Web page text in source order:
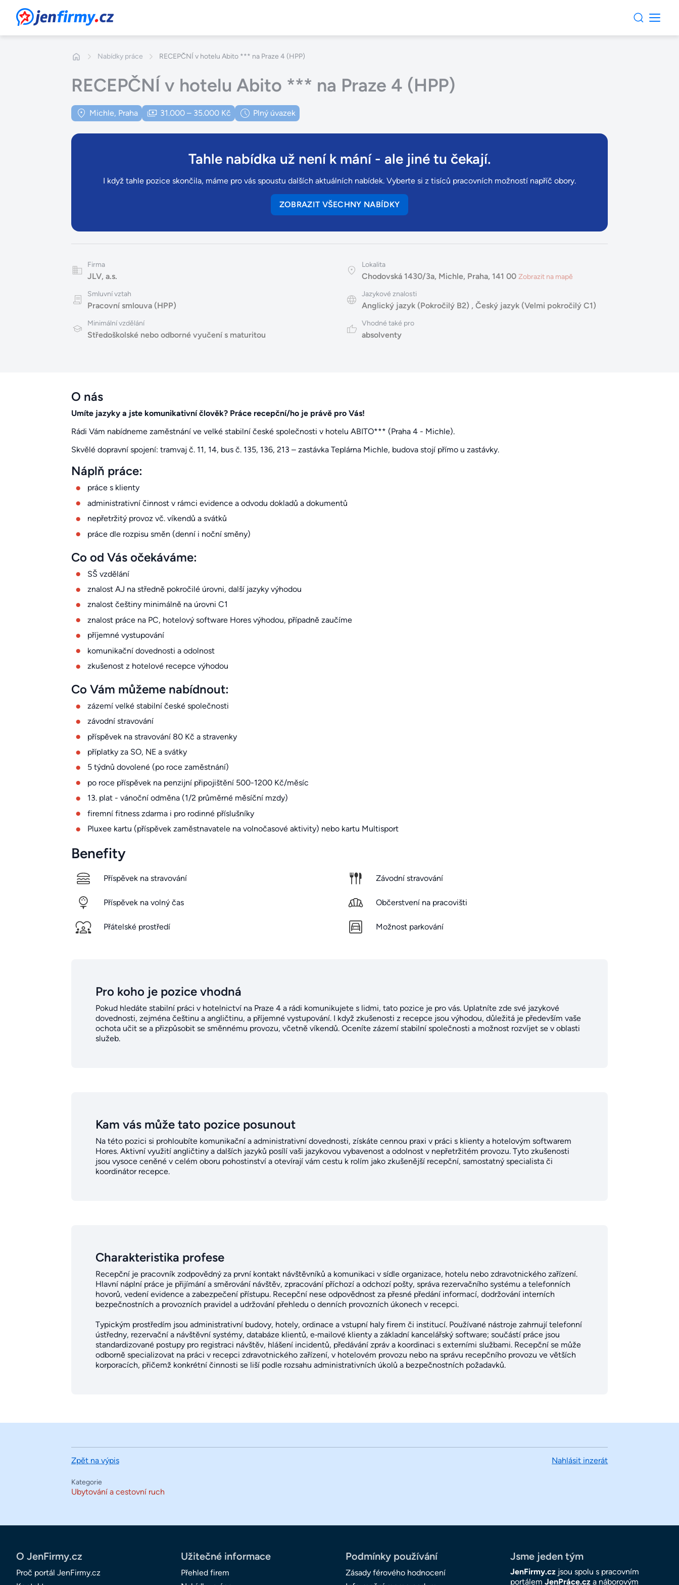
JenFirmy.cz
Nabídky práce RECEPČNÍ v hotelu Abito *** na Praze 4 (HPP)
RECEPČNÍ v hotelu Abito *** na Praze 4 (HPP)
Michle, Praha 31.000 – 35.000 Kč Plný úvazek
Tahle nabídka už není k mání- ale jiné tu čekají.
I když tahle pozice skončila, máme pro vás spoustu dalších aktuálních nabídek. Vyberte si z tisíců pracovních možností napříč obory.
ZOBRAZIT VŠECHNY NABÍDKY
Firma
JLV, a.s.
Lokalita
Chodovská 1430/3a, Michle, Praha, 141 00 Zobrazit na mapě
Smluvní vztah
Pracovní smlouva (HPP)
Jazykové znalosti
Anglický jazyk (Pokročilý B2) , Český jazyk (Velmi pokročilý C1)
Minimální vzdělání
Středoškolské nebo odborné vyučení s maturitou
Vhodné také pro
absolventy
O nás
Umíte jazyky a jste komunikativní člověk? Práce recepční/ho je právě pro Vás!
Rádi Vám nabídneme zaměstnání ve velké stabilní české společnosti v hotelu ABITO*** (Praha 4 - Michle).
Skvělé dopravní spojení: tramvaj č. 11, 14, bus č. 135, 136, 213 – zastávka Teplárna Michle, budova stojí přímo u zastávky.
Náplň práce:
práce s klienty
administrativní činnost v rámci evidence a odvodu dokladů a dokumentů
nepřetržitý provoz vč. víkendů a svátků
práce dle rozpisu směn (denní i noční směny)
Co od Vás očekáváme:
SŠ vzdělání
znalost AJ na středně pokročilé úrovni, další jazyky výhodou
znalost češtiny minimálně na úrovni C1
znalost práce na PC, hotelový software Hores výhodou, případně zaučíme
příjemné vystupování
komunikační dovednosti a odolnost
zkušenost z hotelové recepce výhodou
Co Vám můžeme nabídnout:
zázemí velké stabilní české společnosti
závodní stravování
příspěvek na stravování 80 Kč a stravenky
příplatky za SO, NE a svátky
5 týdnů dovolené (po roce zaměstnání)
po roce příspěvek na penzijní připojištění 500-1200 Kč/měsíc
13. plat - vánoční odměna (1/2 průměrné měsíční mzdy)
firemní fitness zdarma i pro rodinné příslušníky
Pluxee kartu (příspěvek zaměstnavatele na volnočasové aktivity) nebo kartu Multisport
Benefity
Příspěvek na stravování
Příspěvek na volný čas
Přátelské prostředí
Závodní stravování
Občerstvení na pracovišti
Možnost parkování
Pro koho je pozice vhodná
Pokud hledáte stabilní práci v hotelnictví na Praze 4 a rádi komunikujete s lidmi, tato pozice je pro vás. Uplatníte zde své jazykové
dovednosti, zejména češtinu a angličtinu, a příjemné vystupování. I když zkušenosti z recepce jsou výhodou, důležitá je především vaše
ochota učit se a přizpůsobit se směnnému provozu, včetně víkendů. Oceníte zázemí stabilní společnosti a možnost rozvíjet se v oblasti
služeb.
Kam vás může tato pozice posunout
Na této pozici si prohloubíte komunikační a administrativní dovednosti, získáte cennou praxi v práci s klienty a hotelovým softwarem
Hores. Aktivní využití angličtiny a dalších jazyků posílí vaši jazykovou vybavenost a odolnost v nepřetržitém provozu. Tyto zkušenosti
jsou vysoce ceněné v celém oboru pohostinství a otevírají vám cestu k rolím jako zkušenější recepční, samostatný specialista či
koordinátor recepce.
Charakteristika profese
Recepční je pracovník zodpovědný za první kontakt návštěvníků a komunikaci v sídle organizace, hotelu nebo zdravotnického zařízení.
Hlavní náplní práce je přijímání a směrování návštěv, zpracování příchozí a odchozí pošty, správa rezervačního systému a telefonních
hovorů, vedení evidence a zabezpečení přístupu. Recepční nese odpovědnost za přesné předání informací, dodržování interních
bezpečnostních a provozních pravidel a udržování přehledu o denních provozních úkonech v recepci.
Typickým prostředím jsou administrativní budovy, hotely, ordinace a vstupní haly firem či institucí. Používané nástroje zahrnují telefonní
ústředny, rezervační a návštěvní systémy, databáze klientů, e‑mailové klienty a základní kancelářský software; součástí práce jsou
standardizované postupy pro registraci návštěv, hlášení incidentů, předávání zpráv a koordinaci s externími službami. Recepční se může
odborně specializovat na práci v recepci zdravotnického zařízení, v hotelovém provozu nebo na správu recepčního provozu ve větších
korporacích, přičemž konkrétní činnosti se liší podle rozsahu administrativních úkolů a bezpečnostních požadavků.
Zpět na výpis Nahlásit inzerát
Kategorie
Ubytování a cestovní ruch
O JenFirmy.cz
Proč portál JenFirmy.cz
Užitečné informace
Přehled firem
Podmínky používání
Zásady férového hodnocení
Jsme jeden tým
JenFirmy.cz jsou spolu s pracovním
portálem JenPráce.cz a náborovým